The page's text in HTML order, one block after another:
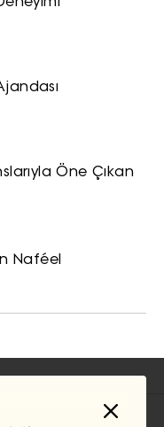
Öne Çıkan
Naféel